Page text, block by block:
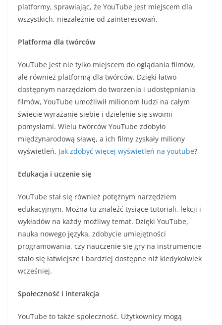
platformy, sprawiając, że YouTube jest miejscem dla
wszystkich, niezależnie od zainteresowań.
Platforma dla twórców
YouTube jest nie tylko miejscem do oglądania filmów,
ale również platformą dla twórców. Dzięki łatwo
dostępnym narzędziom do tworzenia i udostępniania
filmów, YouTube umożliwił milionom ludzi na całym
świecie wyrażanie siebie i dzielenie się swoimi
pomysłami. Wielu twórców YouTube zdobyło
międzynarodową sławę, a ich filmy zyskały miliony
wyświetleń. Jak zdobyć więcej wyświetleń na youtube?
Edukacja i uczenie się
YouTube stał się również potężnym narzędziem
edukacyjnym. Można tu znaleźć tysiące tutoriali, lekcji i
wykładów na każdy możliwy temat. Dzięki YouTube,
nauka nowego języka, zdobycie umiejętności
programowania, czy nauczenie się gry na instrumencie
stało się łatwiejsze i bardziej dostępne niż kiedykolwiek
wcześniej.
Społeczność i interakcja
YouTube to także społeczność. Użytkownicy mogą